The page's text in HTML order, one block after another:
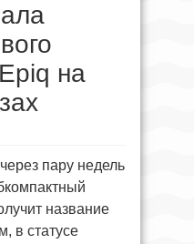
на
пару недель
название
в статусе